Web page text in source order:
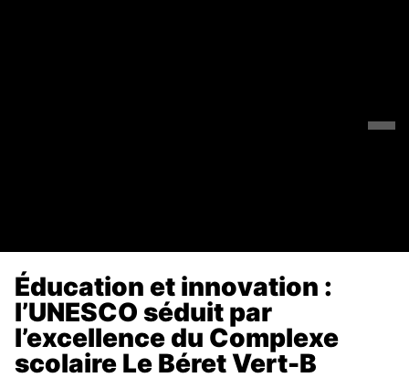
Éducation et innovation :
l’UNESCO séduit par
l’excellence du Complexe
scolaire Le Béret Vert-B